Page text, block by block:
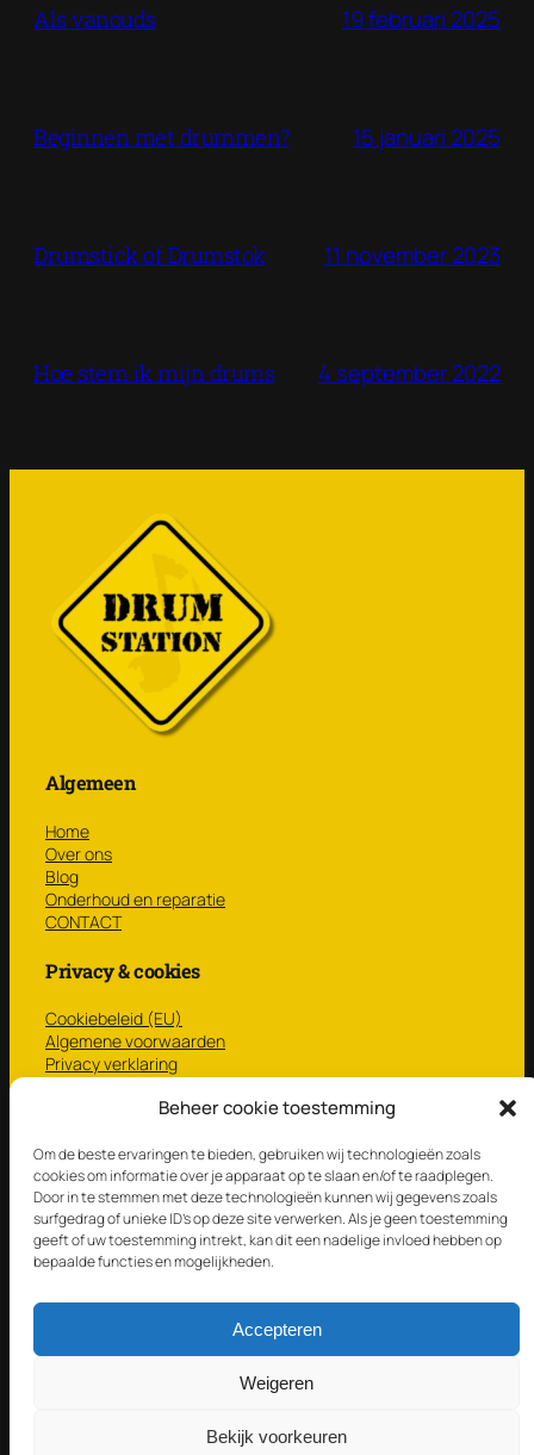
Beheer cookie toestemming
Om de beste ervaringen te bieden, gebruiken wij technologieën zoals
cookies om informatie over je apparaat op te slaan en/of te raadplegen.
Door in te stemmen met deze technologieën kunnen wij gegevens zoals
surfgedrag of unieke ID's op deze site verwerken. Als je geen toestemming
geeft of uw toestemming intrekt, kan dit een nadelige invloed hebben op
bepaalde functies en mogelijkheden.
Accepteren
Weigeren
Bekijk voorkeuren
Als vanouds 19 februari 2025
Beginnen met drummen? 15 januari 2025
Drumstick of Drumstok 11 november 2023
Hoe stem ik mijn drums 4 september 2022
Algemeen
Home
Over ons
Blog
Onderhoud en reparatie
CONTACT
Privacy & cookies
Cookiebeleid (EU)
Algemene voorwaarden
Privacy verklaring
NIEUW
Gebruikt
Vellen
STICKS ‘N BRUSHES
Mallets ’n Multirods
Alles voor de drummer; drumspullen, drumservice en